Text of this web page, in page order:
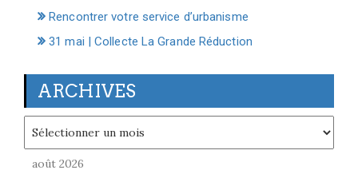
Rencontrer votre service d’urbanisme
31 mai | Collecte La Grande Réduction
ARCHIVES
août 2026